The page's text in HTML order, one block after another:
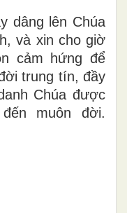
dâng lên Chúa
và xin cho giờ
cảm hứng để
trung tín, đầy
Chúa được
muôn đời.